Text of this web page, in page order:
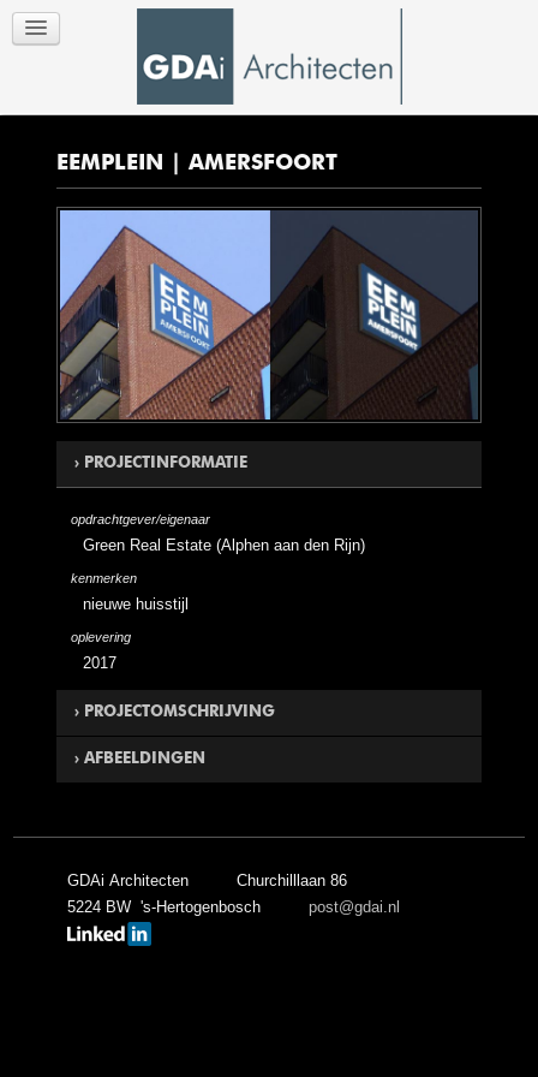
EEMPLEIN | AMERSFOORT
PROJECTINFORMATIE
opdrachtgever/eigenaar
Green Real Estate (Alphen aan den Rijn)
kenmerken
nieuwe huisstijl
oplevering
2017
PROJECTOMSCHRIJVING
In Amersfoort heeft GDAi Architecten winkelcentrum
Eemplein na 5 jaar van een nieuwe huisstijl voorzien.
voorstellen voor mogelijke huurders uitgewerkt.
AFBEELDINGEN
GDAi Architecten
Churchilllaan 86
5224 BW 's-Hertogenbosch